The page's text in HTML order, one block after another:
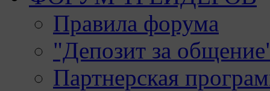
Правила форума
"Депозит за
Партнерская